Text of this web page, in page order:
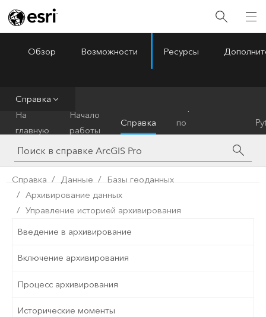
ArcGIS Pro
Обзор Возможности Ресурсы
Справка
На
главную
Начало
работы
Справка
по
инструментам
Справка Данные
Базы геоданных
Архивирование данных
Управление историей архивирования
Введение в архивирование
Включение архивирования
Процесс архивирования
Исторические моменты